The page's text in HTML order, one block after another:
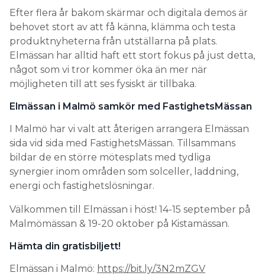
Efter flera år bakom skärmar och digitala demos är
behovet stort av att få känna, klämma och testa
produktnyheterna från utställarna på plats.
Elmässan har alltid haft ett stort fokus på just detta,
något som vi tror kommer öka än mer när
möjligheten till att ses fysiskt är tillbaka.
Elmässan i Malmö samkör med FastighetsMässan
I Malmö har vi valt att återigen arrangera Elmässan
sida vid sida med FastighetsMässan. Tillsammans
bildar de en större mötesplats med tydliga
synergier inom områden som solceller, laddning,
energi och fastighetslösningar.
Välkommen till Elmässan i höst! 14-15 september på
Malmömässan & 19-20 oktober på Kistamässan.
Hämta din gratisbiljett!
Elmässan i Malmö: https://bit.ly/3N2mZGV